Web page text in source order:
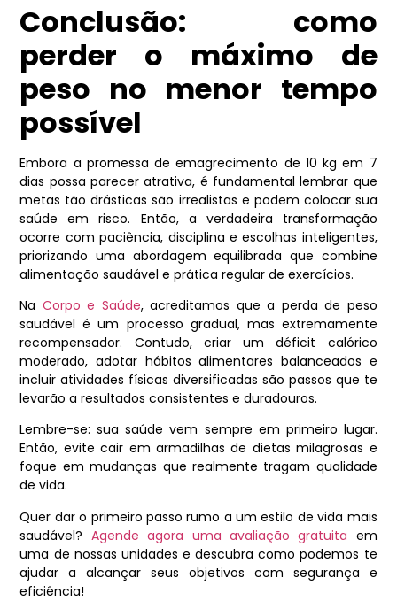
Conclusão: como
perder o máximo de
peso no menor tempo
possível
Embora a promessa de emagrecimento de 10 kg em 7
dias possa parecer atrativa, é fundamental lembrar que
metas tão drásticas são irrealistas e podem colocar sua
saúde em risco. Então, a verdadeira transformação
ocorre com paciência, disciplina e escolhas inteligentes,
priorizando uma abordagem equilibrada que combine
alimentação saudável e prática regular de exercícios.
Na Corpo e Saúde, acreditamos que a perda de peso
saudável é um processo gradual, mas extremamente
recompensador. Contudo, criar um déficit calórico
moderado, adotar hábitos alimentares balanceados e
incluir atividades físicas diversificadas são passos que te
levarão a resultados consistentes e duradouros.
Lembre-se: sua saúde vem sempre em primeiro lugar.
Então, evite cair em armadilhas de dietas milagrosas e
foque em mudanças que realmente tragam qualidade
de vida.
Quer dar o primeiro passo rumo a um estilo de vida mais
saudável? Agende agora uma avaliação gratuita em
uma de nossas unidades e descubra como podemos te
ajudar a alcançar seus objetivos com segurança e
eficiência!